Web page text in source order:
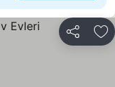
Partilhar